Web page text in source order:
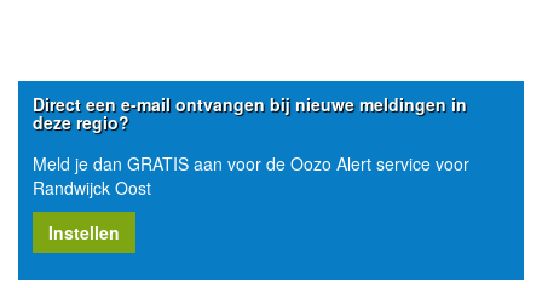
Direct een e-mail ontvangen bij nieuwe meldingen in
deze regio?
Meld je dan GRATIS aan voor de Oozo Alert service voor
Randwijck Oost
Instellen